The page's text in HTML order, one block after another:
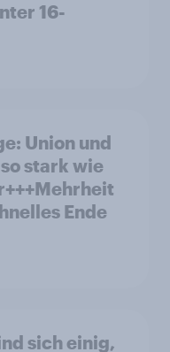
16-
Union und
stark wie
Ende
sich einig,